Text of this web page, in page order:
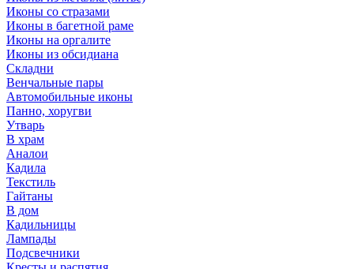
Иконы со стразами
Иконы в багетной раме
Иконы на оргалите
Иконы из обсидиана
Складни
Венчальные пары
Автомобильные иконы
Панно, хоругви
Утварь
В храм
Аналои
Кадила
Текстиль
Гайтаны
В дом
Кадильницы
Лампады
Подсвечники